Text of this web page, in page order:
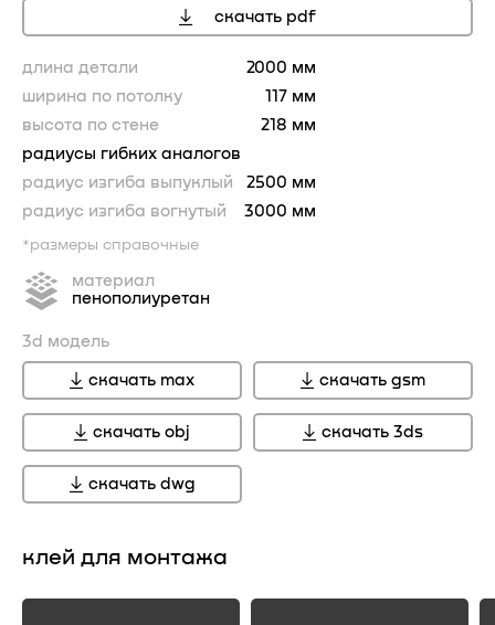
скачать pdf
длина детали
2000 мм
ширина по потолку
117 мм
высота по стене
218 мм
радиусы гибких аналогов
радиус изгиба выпуклый
2500 мм
радиус изгиба вогнутый
3000 мм
*размеры справочные
материал
пенополиуретан
3d модель
скачать max скачать gsm
скачать obj скачать 3ds
скачать dwg
клей для монтажа